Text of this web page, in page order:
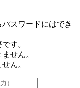
スワードにはでき
す。
せん。
ん。